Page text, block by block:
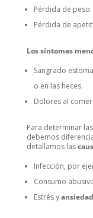
Pérdida de peso.
Pérdida de
Los síntomas
Sangrado
o en las heces.
Dolores al
Para determinar
debemos
detallamos las
Infección, por
Consumo
Estrés yansiedad